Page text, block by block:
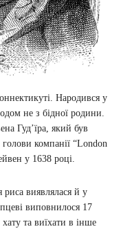
Народився у
не з бідної родини.
Гудʼїра, який був
компанії “London
у 1638 році.
виявлялася й у
виповнилося 17
та виїхати в інше